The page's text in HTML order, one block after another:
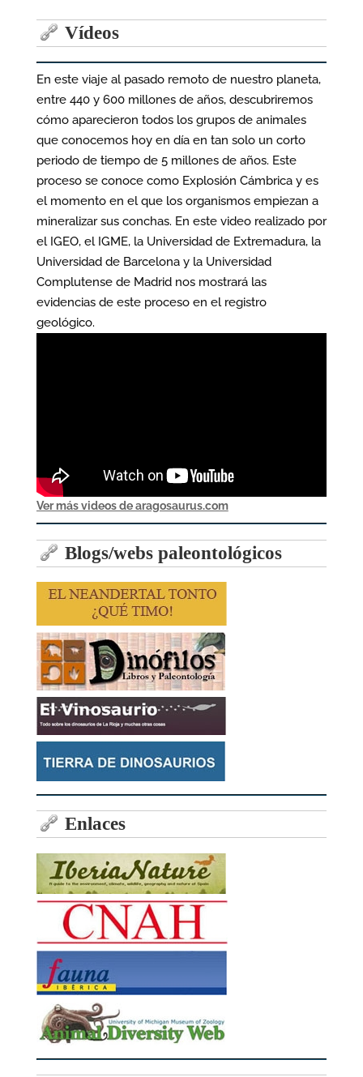
Vídeos
En este viaje al pasado remoto de nuestro planeta,
entre 440 y 600 millones de años, descubriremos
cómo aparecieron todos los grupos de animales
que conocemos hoy en día en tan solo un corto
periodo de tiempo de 5 millones de años. Este
proceso se conoce como Explosión Cámbrica y es
el momento en el que los organismos empiezan a
mineralizar sus conchas. En este video realizado por
el IGEO, el IGME, la Universidad de Extremadura, la
Universidad de Barcelona y la Universidad
Complutense de Madrid nos mostrará las
evidencias de este proceso en el registro
geológico.
Ver más videos de aragosaurus.com
Blogs/webs paleontológicos
Enlaces